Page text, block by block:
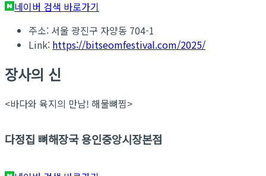
네이버 검색 바로가기
주소: 서울 광진구 자양동 704-1
Link: https://bitseomfestival.com/2025/
장사의 신
<바다와 육지의 만남! 해물뼈찜>
다정집 뼈해장국 용인중앙시장본점